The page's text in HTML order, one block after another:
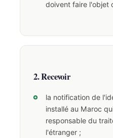
doivent faire l'objet
2. Recevoir
la notification de
installé au Maroc
responsable du
l'étranger ;